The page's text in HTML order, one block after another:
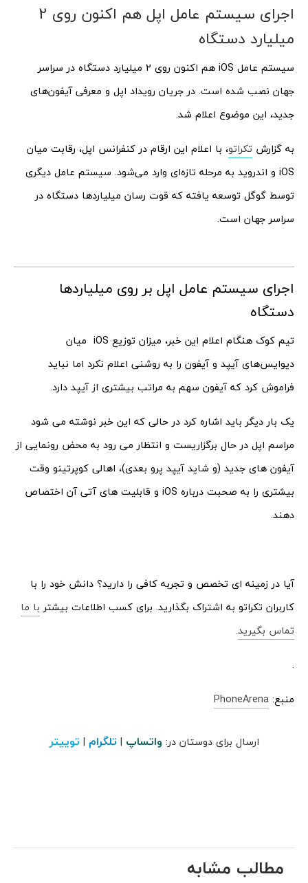
اجرای سیستم عامل اپل هم اکنون روی 2
میلیارد دستگاه
سیستم عامل iOS هم اکنون روی 2 میلیارد دستگاه در سراسر
جهان نصب شده است. در جریان رویداد اپل و معرفی آیفون‌های
جدید، این موضوع اعلام شد.
به گزارش تکراتو، با اعلام این ارقام در کنفرانس اپل، رقابت میان
iOS و اندروید به مرحله تازه‌ای وارد می‌شود. سیستم عامل دیگری
توسط گوگل توسعه یافته که قوت رسان میلیاردها دستگاه در
سراسر جهان است.
اجرای سیستم عامل اپل بر روی میلیاردها
دستگاه
تیم کوک هنگام اعلام این خبر، میزان توزیع iOS میان
دیوایس‌های آیپد و آیفون را به روشنی اعلام نکرد اما نباید
فراموش کرد که آیفون سهم به مراتب بیشتری از آیپد دارد.
یک بار دیگر باید اشاره کرد در حالی که این خبر نوشته می شود
مراسم اپل در حال برگزاریست و انتظار می رود به محض رونمایی از
آیفون های جدید (و شاید آیپد پرو بعدی)، اهالی کوپرتینو وقت
بیشتری را به صحبت درباره iOS و قابلیت های آتی آن اختصاص
دهند.
آیا در زمینه ای تخصص و تجربه کافی را دارید؟ دانش خود را با
کاربران تکراتو به اشتراک بگذارید. برای کسب اطلاعات بیشتر با ما
تماس بگیرید.
.
منبع: PhoneArena
ارسال برای دوستان در: واتساپ | تلگرام | توییتر
مطالب مشابه